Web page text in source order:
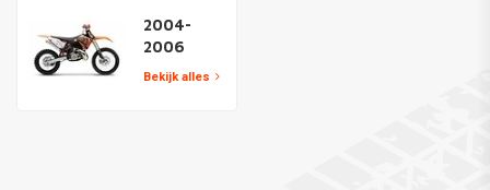
2004-
2006
Bekijk alles